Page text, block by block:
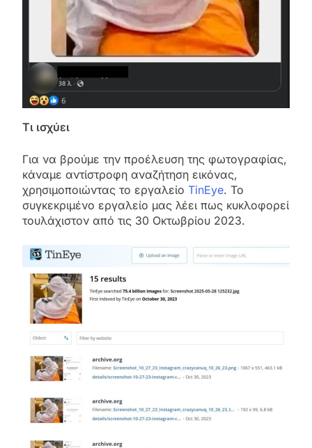
Τι ισχύει
Για να βρούμε την προέλευση της φωτογραφίας,
κάναμε αντίστροφη αναζήτηση εικόνας,
χρησιμοποιώντας το εργαλείο TinEye. Το
συγκεκριμένο εργαλείο μας λέει πως κυκλοφορεί
τουλάχιστον από τις 30 Οκτωβρίου 2023.